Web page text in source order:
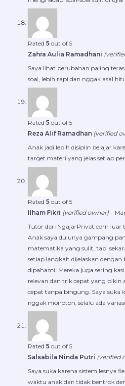
Rated 5 out of 5
Zahra Aulia Ramadhani
Saya lihat perubahan paling
soal, lebih rapi dan nggak asal
Rated 5 out of 5
Reza Alif Ramadhan (verified
Anak jadi lebih disiplin belajar
target materi yang jelas setiap
Rated 5 out of 5
Ilham Fikri (verified owner) –
Tutor dari NgajarPrivat.com luar
Anak saya dulunya gampang
matematika yang sulit, tapi
setiap langkah dijelaskan
dipahami. Mereka juga sering
relevan dan trik cepat yang bikin
cepat tanpa bingung. Saya suka
nggak monoton, selalu ada
Rated 5 out of 5
Salsabila Ninda Putri (verified
Saya suka karena sistem lesnya
waktu anak dan tidak bentrok